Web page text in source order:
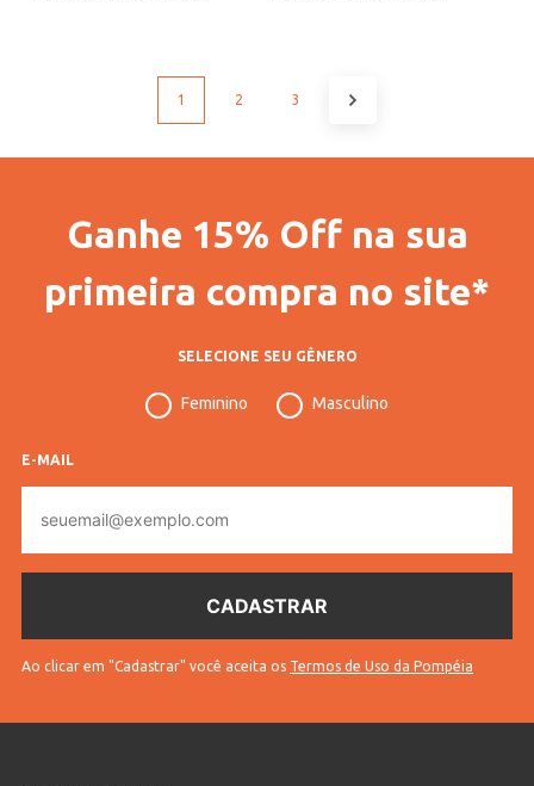
1 2 3
Ganhe 15% Off na sua
primeira compra no site*
SELECIONE SEU GÊNERO
Feminino Masculino
E-MAIL
mail
Ao clicar em "Cadastrar" você aceita os Termos de Uso da Pompéia